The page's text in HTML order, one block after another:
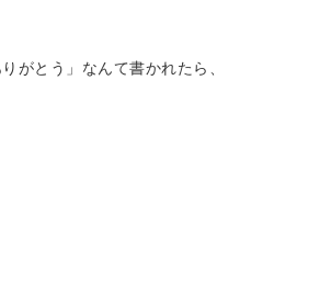
がとう」なんて書かれたら、